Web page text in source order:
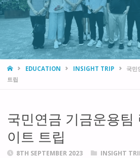
HOMEEDUCATION INSIGHT TRIP
국민
트립
국민연금 기금운용팀
이트 트립
8TH SEPTEMBER 2023 INSIGHT